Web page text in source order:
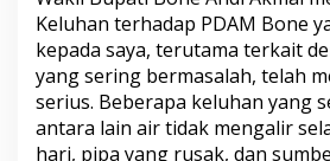
e
S
a
m
b
a
Keluhan terhadap PDAM Bone
kepada saya, terutama terkait
yang sering bermasalah, telah
serius. Beberapa keluhan yang
antara lain air tidak mengalir
hari, pipa yang rusak, dan